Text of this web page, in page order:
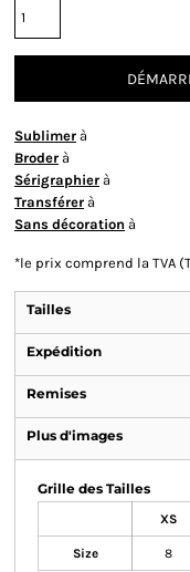
Sublimer à
Broder à
Sérigraphier à
Transférer à
Sans décoration à
*le prix comprend la TVA
Tailles
Expédition
Remises
Plus d'images
Grille des Tailles
XS
Size 8